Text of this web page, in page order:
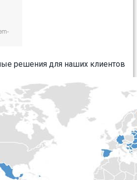
решения для наших клиентов